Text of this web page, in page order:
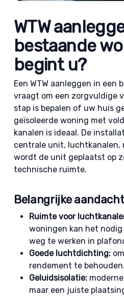
WTW
bestaande
begint u?
Een WTW aanleggen in een
vraagt om een zorgvuldige
stap is bepalen of uw huis
geïsoleerde woning met
kanalen is ideaal. De
centrale unit, luchtkanalen,
wordt de unit geplaatst op
technische ruimte.
Belangrijke
Ruimte voor
woningen kan het
weg te werken in
Goede luchtdichting:
rendement te behouden.
Geluidsisolatie:
maar een juiste